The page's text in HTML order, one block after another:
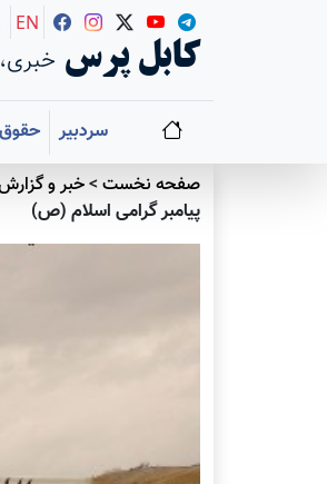
کابل پرس
EN
سردبیر
صفحه نخست>خبر و
پیامبر گرامی اسلام (ص)